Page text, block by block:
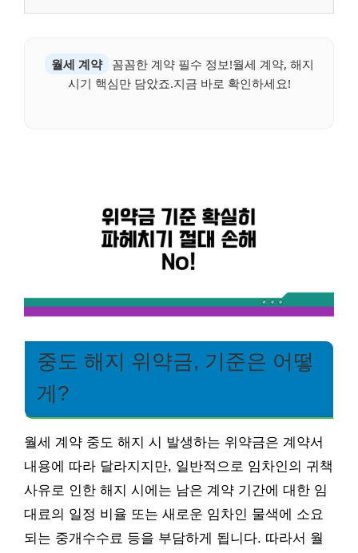
월세 계약
꼼꼼한 계약 필수 정보!월세 계약, 해지
시기 핵심만 담았죠.지금 바로 확인하세요!
중도 해지 위약금, 기준은 어떻
게?
월세 계약 중도 해지 시 발생하는 위약금은 계약서
내용에 따라 달라지지만, 일반적으로 임차인의 귀책
사유로 인한 해지 시에는 남은 계약 기간에 대한 임
대료의 일정 비율 또는 새로운 임차인 물색에 소요
되는 중개수수료 등을 부담하게 됩니다. 따라서 월